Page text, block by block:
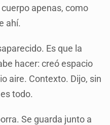
apenas, como
ahí.
Es que la
hacer: creó espacio
aire. Contexto. Dijo, sin
todo.
Se guarda junto a